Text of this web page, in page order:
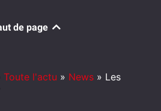
de page
Toute l'actu » News » Les